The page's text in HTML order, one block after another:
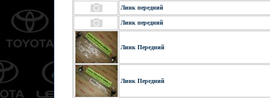
Линк передний
Линк передний
Линк Передний
Линк Передний